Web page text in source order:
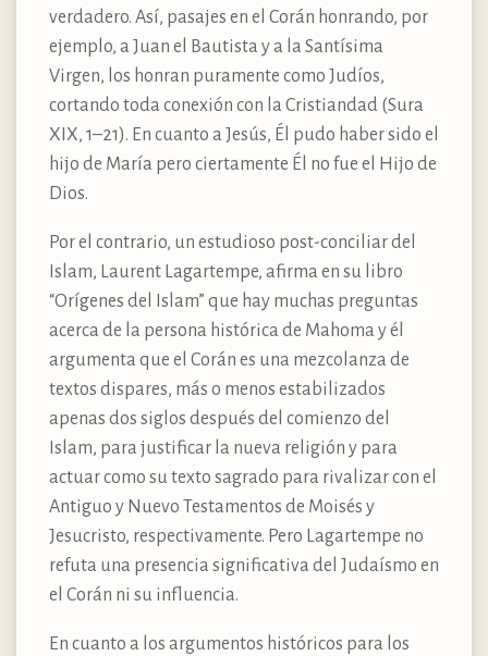
verdadero. Así, pasajes en el Corán honrando, por
ejemplo, a Juan el Bautista y a la Santísima
Virgen, los honran puramente como Judíos,
cortando toda conexión con la Cristiandad (Sura
XIX, 1–21). En cuanto a Jesús, Él pudo haber sido el
hijo de María pero ciertamente Él no fue el Hijo de
Dios.
Por el contrario, un estudioso post-conciliar del
Islam, Laurent Lagartempe, afirma en su libro
“Orígenes del Islam” que hay muchas preguntas
acerca de la persona histórica de Mahoma y él
argumenta que el Corán es una mezcolanza de
textos dispares, más o menos estabilizados
apenas dos siglos después del comienzo del
Islam, para justificar la nueva religión y para
actuar como su texto sagrado para rivalizar con el
Antiguo y Nuevo Testamentos de Moisés y
Jesucristo, respectivamente. Pero Lagartempe no
refuta una presencia significativa del Judaísmo en
el Corán ni su influencia.
En cuanto a los argumentos históricos para los